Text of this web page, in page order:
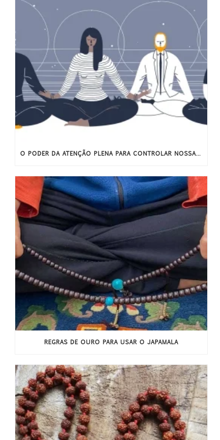
O PODER DA ATENÇÃO PLENA PARA CONTROLAR NOSSAS EMOÇÕES
REGRAS DE OURO PARA USAR O JAPAMALA